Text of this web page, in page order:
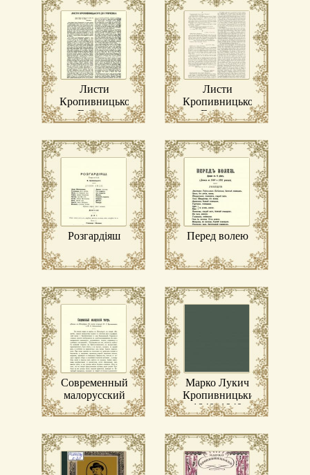
Листи
Кропивницького
до Грінченка
Листи
Кропивницького
до Грінченка
Розгардіяш Перед волею
Современный
малорусский
театр
Марко Лукич
Кропивницький,
1840–1940